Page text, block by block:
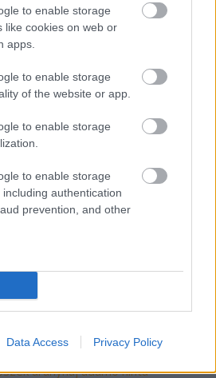
to enable storage
like cookies on web or
apps.
to enable storage
of the website or app.
to enable storage
to enable storage
authentication
prevention, and other
Data Access Privacy Policy
aranyhaj adamo hinta